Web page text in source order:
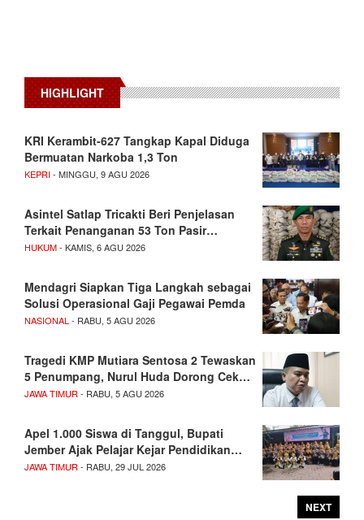
HIGHLIGHT
KRI Kerambit-627 Tangkap Kapal Diduga
Bermuatan Narkoba 1,3 Ton
KEPRI- MINGGU, 9 AGU 2026
Asintel Satlap Tricakti Beri Penjelasan
Terkait Penanganan 53 Ton Pasir…
HUKUM- KAMIS, 6 AGU 2026
Mendagri Siapkan Tiga Langkah sebagai
Solusi Operasional Gaji Pegawai Pemda
NASIONAL- RABU, 5 AGU 2026
Tragedi KMP Mutiara Sentosa 2 Tewaskan
5 Penumpang, Nurul Huda Dorong Cek…
JAWA TIMUR- RABU, 5 AGU 2026
Apel 1.000 Siswa di Tanggul, Bupati
Jember Ajak Pelajar Kejar Pendidikan…
JAWA TIMUR- RABU, 29 JUL 2026
NEXT